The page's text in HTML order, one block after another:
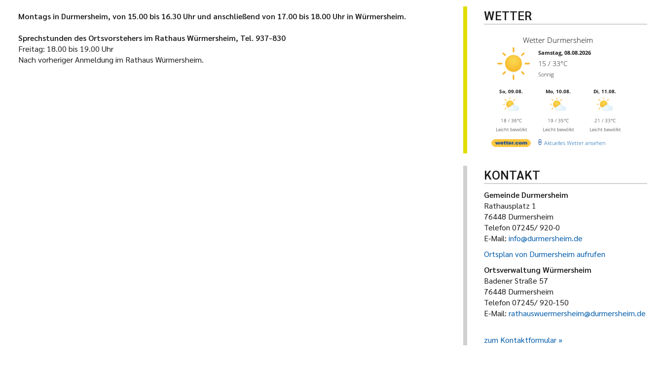
Montags in Durmersheim, von 15.00 bis 16.30 Uhr und anschließend von 17.00 bis 18.00 Uhr in Würmersheim.
Sprechstunden des Ortsvorstehers im Rathaus Würmersheim, Tel. 937-830
Freitag: 18.00 bis 19.00 Uhr
Nach vorheriger Anmeldung im Rathaus Würmersheim.
WETTER
Wetter Durmersheim
Samstag, 08.08.2026
15 / 33°C
Sonnig
So, 09.08.
18 / 36°C
Leicht bewölkt
Mo, 10.08.
19 / 35°C
Leicht bewölkt
Di, 11.08.
21 / 33°C
Leicht bewölkt
Aktuelles Wetter ansehen
KONTAKT
Gemeinde Durmersheim
Rathausplatz 1
76448 Durmersheim
Telefon 07245/ 920-0
E-Mail: info@durmersheim.de
Ortsplan von Durmersheim aufrufen
Ortsverwaltung Würmersheim
Badener Straße 57
76448 Durmersheim
Telefon 07245/ 920-150
E-Mail: rathauswuermersheim@durmersheim.de
zum Kontaktformular